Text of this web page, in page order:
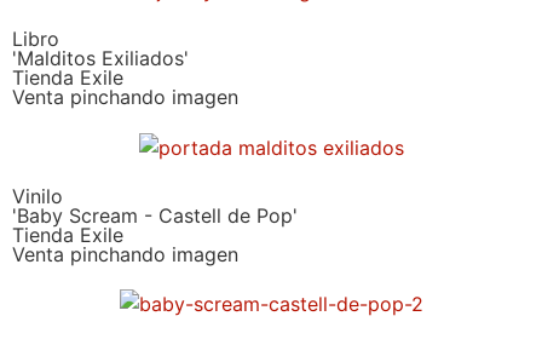
Libro
'Malditos Exiliados'
Tienda Exile
Venta pinchando imagen
Vinilo
'Baby Scream - Castell de Pop'
Tienda Exile
Venta pinchando imagen